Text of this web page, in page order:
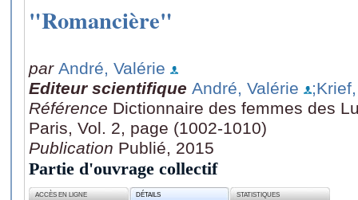
"Romancière"
par André, Valérie
Editeur scientifique André, Valérie
Référence Dictionnaire des femmes des
Paris, Vol. 2, page (1002-1010)
Publication Publié, 2015
Partie d'ouvrage collectif
ACCÈS EN LIGNE DÉTAILS STATISTIQUES